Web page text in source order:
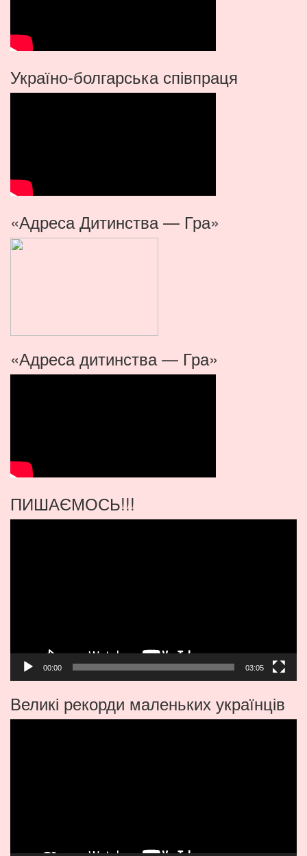
Україно-болгарська співпраця
«Адреса Дитинства — Гра»
«Адреса дитинства — Гра»
ПИШАЄМОСЬ!!!
00:00 03:05
Великі рекорди маленьких українців